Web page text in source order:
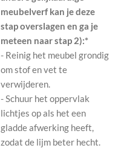
meubelverf kan je deze
stap overslagen en ga je
meteen naar stap 2):*
- Reinig het meubel grondig
om stof en vet te
verwijderen.
- Schuur het oppervlak
lichtjes op als het een
gladde afwerking heeft,
zodat de lijm beter hecht.